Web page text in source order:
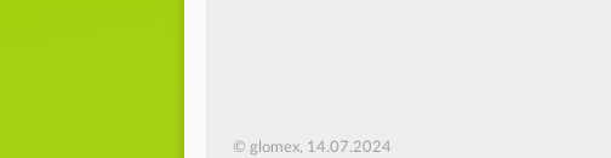
© glomex, 14.07.2024